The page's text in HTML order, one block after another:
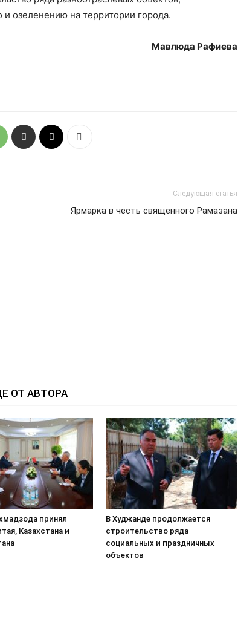
озеленению на территории города.
Мавлюда Рафиева
Следующая статья
Ярмарка в честь священного Рамазана
ОТ АВТОРА
принял
Казахстана и
В Худжанде продолжается
строительство ряда
социальных и праздничных
объектов